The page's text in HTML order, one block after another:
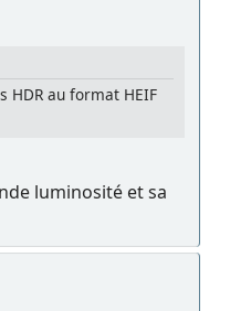
HDR au format HEIF
luminosité et sa